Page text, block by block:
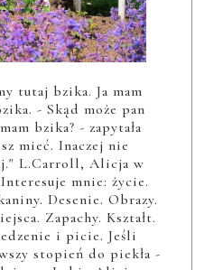
tutaj bzika. Ja mam
- Skąd może pan
bzika? - zapytała
mieć. Inaczej nie
L.Carroll, Alicja w
mnie: życie.
Desenie. Obrazy.
Zapachy. Kształt.
i picie. Jeśli
stopień do piekła -